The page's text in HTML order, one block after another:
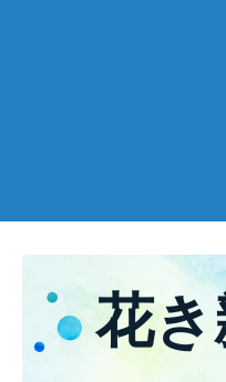
花